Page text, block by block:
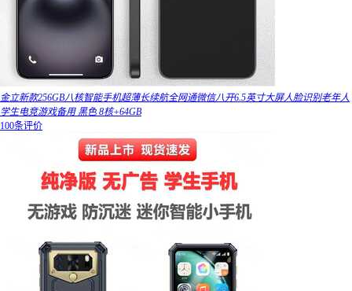
金立新款256GB八核智能手机超薄长续航全网通微信八开6.5英寸大屏人脸识别老年人
学生电竞游戏备用 黑色 8核+64GB
100条评价